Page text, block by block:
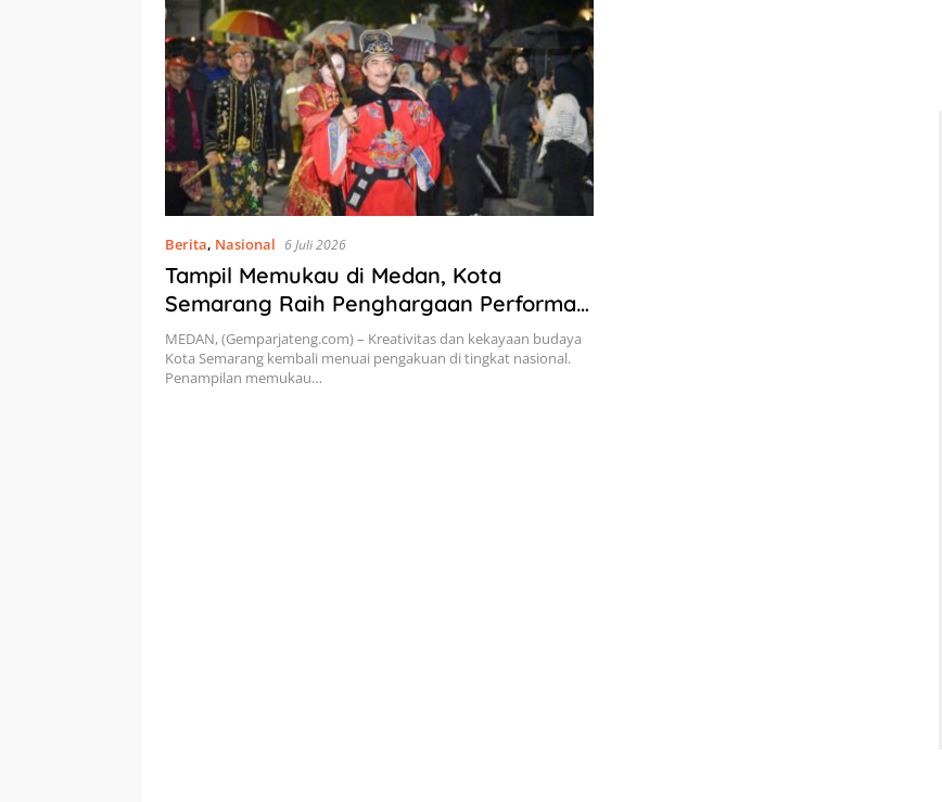
Berita, Nasional 6 Juli 2026
Tampil Memukau di Medan, Kota
Semarang Raih Penghargaan Performa
Terbaik Karnaval Budaya Nusantara
Rakernas XVIII APEKSI 2026
MEDAN, (Gemparjateng.com) – Kreativitas dan kekayaan budaya
Kota Semarang kembali menuai pengakuan di tingkat nasional.
Penampilan memukau…